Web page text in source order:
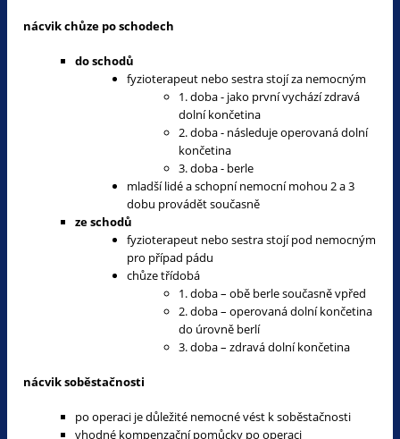
nácvik chůze po schodech
do schodů
fyzioterapeut nebo sestra stojí za nemocným
1. doba - jako první vychází zdravá
dolní končetina
2. doba - následuje operovaná dolní
končetina
3. doba - berle
mladší lidé a schopní nemocní mohou 2 a 3
dobu provádět současně
ze schodů
fyzioterapeut nebo sestra stojí pod nemocným
pro případ pádu
chůze třídobá
1. doba – obě berle současně vpřed
2. doba – operovaná dolní končetina
do úrovně berlí
3. doba – zdravá dolní končetina
nácvik soběstačnosti
po operaci je důležité nemocné vést k soběstačnosti
vhodné kompenzační pomůcky po operaci